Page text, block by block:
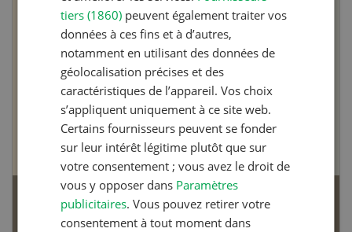
Articles biologiques
tiers (1860) peuvent également traiter vos
données à ces fins et à d’autres,
notamment en utilisant des données de
géolocalisation précises et des
caractéristiques de l’appareil. Vos choix
s’appliquent uniquement à ce site web.
Certains fournisseurs peuvent se fonder
sur leur intérêt légitime plutôt que sur
votre consentement ; vous avez le droit de
vous y opposer dans Paramètres
publicitaires. Vous pouvez retirer votre
consentement à tout moment dans